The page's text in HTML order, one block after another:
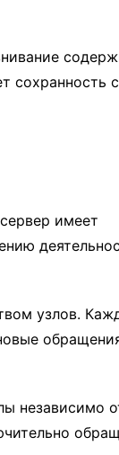
сохранность
имеет
узлов.
независимо